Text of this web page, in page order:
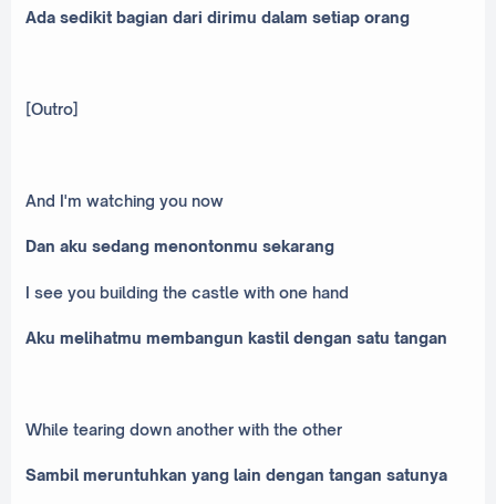
Ada sedikit bagian dari dirimu dalam setiap orang
[Outro]
And I'm watching you now
Dan aku sedang menontonmu sekarang
I see you building the castle with one hand
Aku melihatmu membangun kastil dengan satu tangan
While tearing down another with the other
Sambil meruntuhkan yang lain dengan tangan satunya